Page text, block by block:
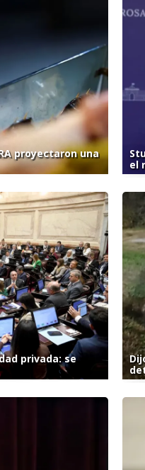
proyectaron una
el
privada: se